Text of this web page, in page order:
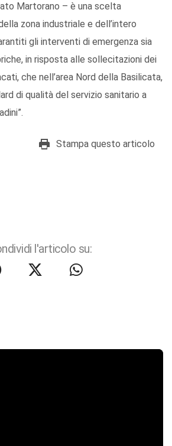
Martorano – è una scelta
zona industriale e dell’intero
gli interventi di emergenza sia
in risposta alle sollecitazioni dei
che nell’area Nord della Basilicata,
di qualità del servizio sanitario a
Stampa questo articolo
l'articolo su: